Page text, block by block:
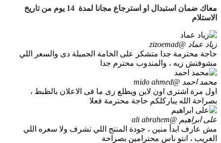
معاك ضمان استبدال او استرجاع مجانا لمدة 14 يوم من تاريخ
الاستلام
زياد عماد @zizoemad
حاجة محترمة جدا متشكر على الخامة الجميلة دى والسعر اللي
مشوفتش زيه ، والمندوب محترم جدا
محمد احمد @mido ahmed
اول مرة اشترى اون لاين ويطلع زى ما فى الاعلان بالظبط ،
بصراحة الله يباركلكم حاجة محترمة فعلا
على ابراهيم @ali abrahem
مش عارف ابدأ منين ، جودة المنتج اللي تشرف ولا سعره اللي
الغريب ، انتو ناس محترامين بصراحة